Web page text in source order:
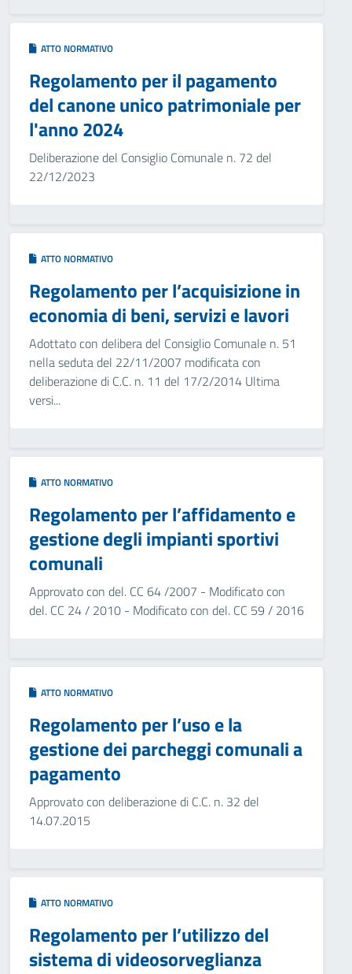
ATTO NORMATIVO
Regolamento per il pagamento
del canone unico patrimoniale per
l'anno 2024
Deliberazione del Consiglio Comunale n. 72 del
22/12/2023
ATTO NORMATIVO
Regolamento per l’acquisizione in
economia di beni, servizi e lavori
Adottato con delibera del Consiglio Comunale n. 51
nella seduta del 22/11/2007 modificata con
deliberazione di C.C. n. 11 del 17/2/2014 Ultima
versi...
ATTO NORMATIVO
Regolamento per l’affidamento e
gestione degli impianti sportivi
comunali
Approvato con del. CC 64 /2007 - Modificato con
del. CC 24 / 2010 - Modificato con del. CC 59 / 2016
ATTO NORMATIVO
Regolamento per l’uso e la
gestione dei parcheggi comunali a
pagamento
Approvato con deliberazione di C.C. n. 32 del
14.07.2015
ATTO NORMATIVO
Regolamento per l’utilizzo del
sistema di videosorveglianza